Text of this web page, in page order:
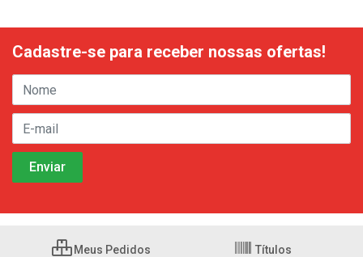
Cadastre-se para receber nossas ofertas!
Meus Pedidos Títulos